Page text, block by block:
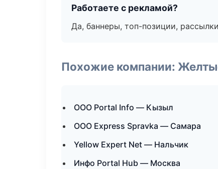
Работаете с рекламой?
Да, баннеры, топ-позиции,
Похожие компании:
ООО Portal Info — Кызыл
ООО Express Spravka — Самара
Yellow Expert Net — Нальчик
Инфо Portal Hub — Москва